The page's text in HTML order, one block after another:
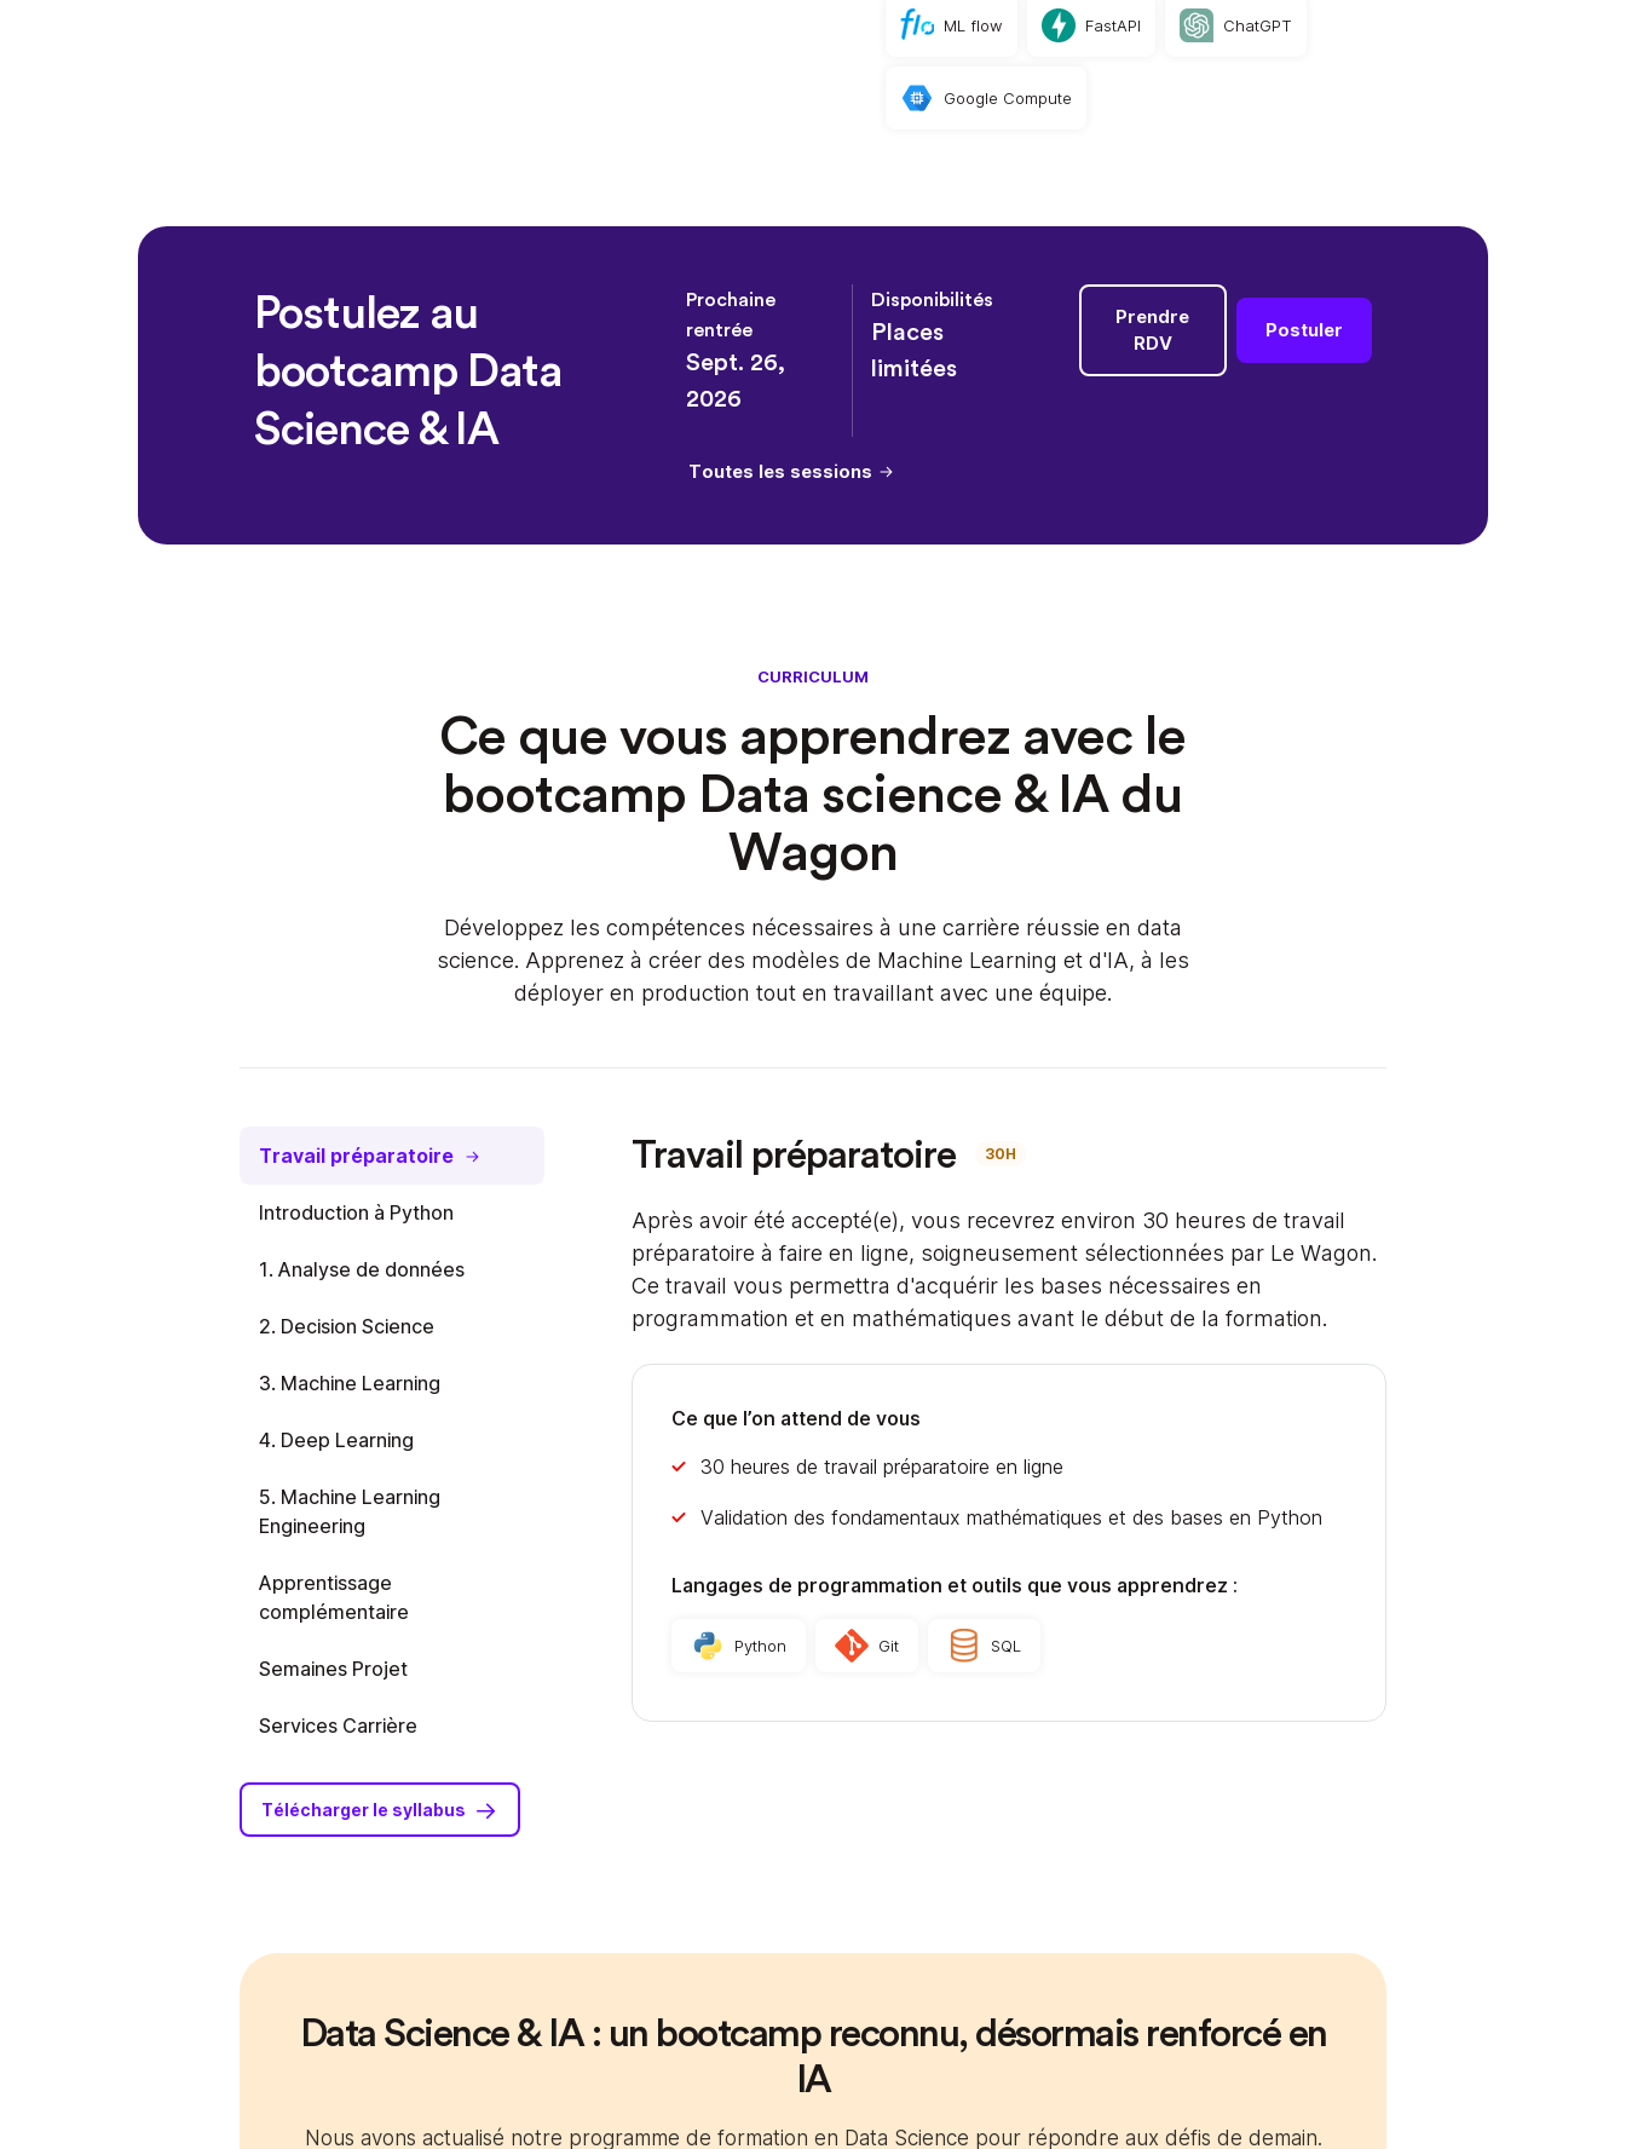
ML flow FastAPI ChatGPT
Google Compute
Postulez au
bootcamp Data
Science & IA
Prochaine
rentrée
Sept. 26,
2026
Disponibilités
Places
limitées
Toutes les sessions
Prendre
RDV
Postuler
CURRICULUM
Ce que vous apprendrez avec le
bootcamp Data science & IA du
Wagon
Développez les compétences nécessaires à une carrière réussie en data
science. Apprenez à créer des modèles de Machine Learning et d'IA, à les
déployer en production tout en travaillant avec une équipe.
Travail préparatoire
Introduction à Python
1. Analyse de données
2. Decision Science
3. Machine Learning
4. Deep Learning
5. Machine Learning
Engineering
Apprentissage
complémentaire
Semaines Projet
Services Carrière
Télécharger le syllabus
30H
Travail préparatoire
Après avoir été accepté(e), vous recevrez environ 30 heures de travail
préparatoire à faire en ligne, soigneusement sélectionnées par Le Wagon.
Ce travail vous permettra d'acquérir les bases nécessaires en
programmation et en mathématiques avant le début de la formation.
Ce que l’on attend de vous
30 heures de travail préparatoire en ligne
Validation des fondamentaux mathématiques et des bases en Python
Langages de programmation et outils que vous apprendrez :
Python Git SQL
Data Science & IA : un bootcamp reconnu, désormais renforcé en
IA
Nous avons actualisé notre programme de formation en Data Science pour répondre aux défis de demain.